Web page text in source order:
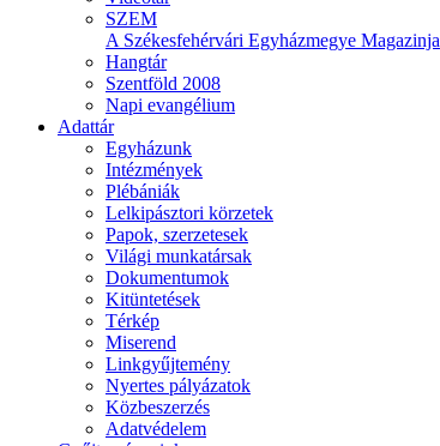
SZEM
A Székesfehérvári Egyházmegye Magazinja
Hangtár
Szentföld 2008
Napi evangélium
Adattár
Egyházunk
Intézmények
Plébániák
Lelkipásztori körzetek
Papok, szerzetesek
Világi munkatársak
Dokumentumok
Kitüntetések
Térkép
Miserend
Linkgyűjtemény
Nyertes pályázatok
Közbeszerzés
Adatvédelem